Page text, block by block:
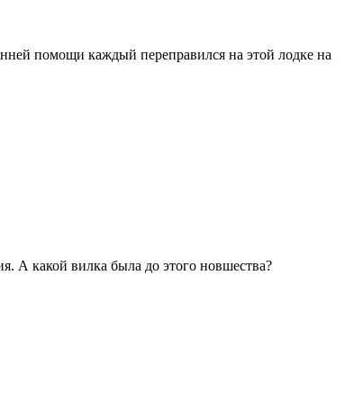
помощи каждый переправился на этой лодке на
А какой вилка была до этого новшества?